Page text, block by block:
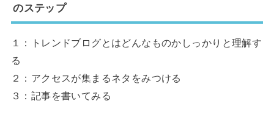
のステップ
１：トレンドブログとはどんなものかしっかりと理解す
る
２：アクセスが集まるネタをみつける
３：記事を書いてみる